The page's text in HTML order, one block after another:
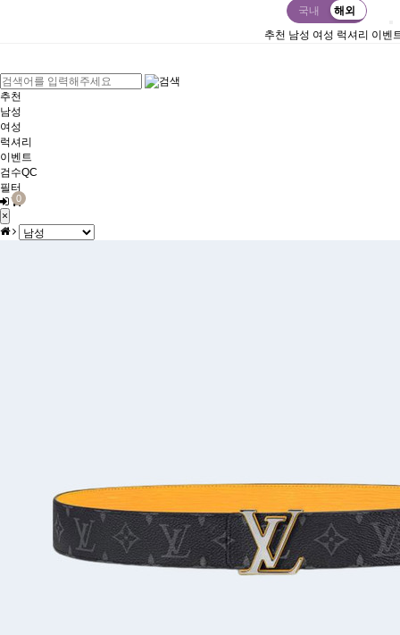
국내
해외
추천 남성 여성 럭셔리 이벤
추천
남성
여성
럭셔리
이벤트
검수QC
필터
0
×